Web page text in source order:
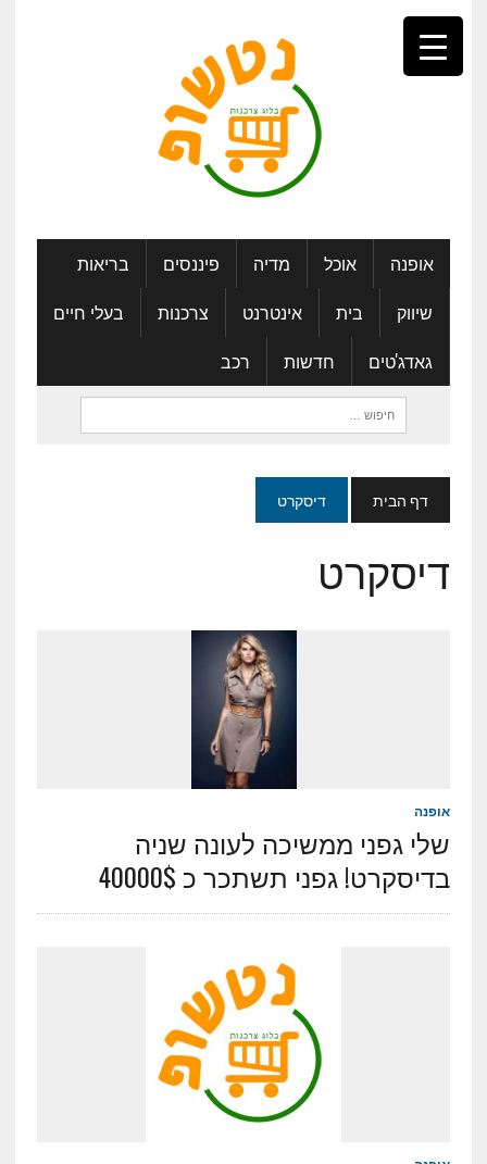
אופנה אוכל מדיה פיננסים
בריאות
שיווק
בית אינטרנט צרכנות
בעלי חיים
גאדג'טים
חדשות
רכב
חיפוש:
דף הבית דיסקרט
דיסקרט
אופנה
שלי גפני ממשיכה לעונה שניה
בדיסקרט! גפני תשתכר כ 40000$